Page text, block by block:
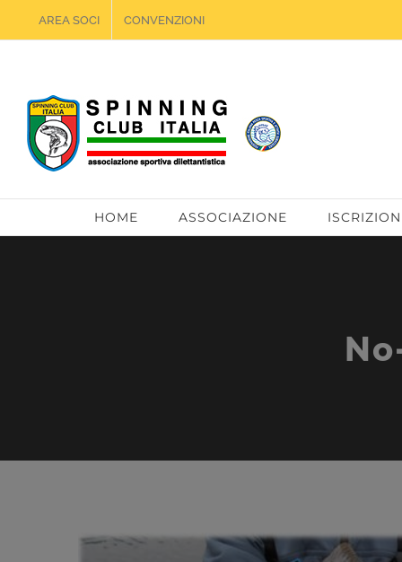
al
AREA SOCI CONVENZIONI
HOME ASSOCIAZIONE
Ingrandisci